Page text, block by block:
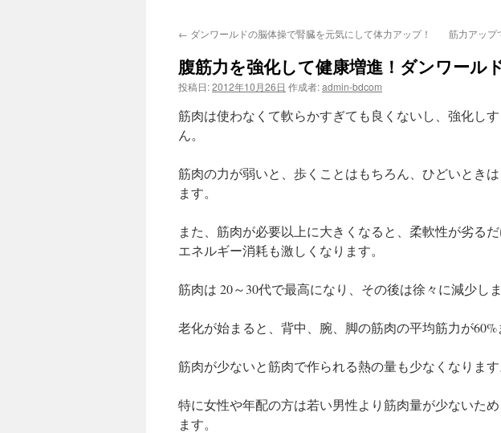
← ダンワールドの脳体操で腎臓を元気にして体力アップ！ 筋力アップ
腹筋力を強化して健康増進！ダンワール
投稿日:2012年10月26日 作成者:admin-bdcom
筋肉は使わなくて軟らかすぎても良くないし、強化し
ん。
筋肉の力が弱いと、歩くことはもちろん、ひどいとき
ます。
また、筋肉が必要以上に大きくなると、柔軟性が劣る
エネルギー消耗も激しくなります。
筋肉は 20～30代で最高になり、その後は徐々に減少しま
老化が始まると、背中、腕、脚の筋肉の平均筋力が60%
筋肉が少ないと筋肉で作られる熱の量も少なくなります
特に女性や年配の方は若い男性より筋肉量が少ないた
ます。